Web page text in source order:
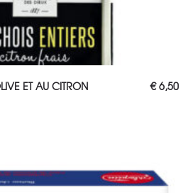
ET AU CITRON €6,50